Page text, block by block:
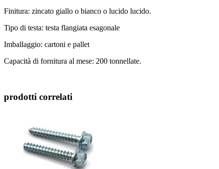
Finitura: zincato giallo o bianco o lucido lucido.
Tipo di testa: testa flangiata esagonale
Imballaggio: cartoni e pallet
Capacità di fornitura al mese: 200 tonnellate.
prodotti correlati